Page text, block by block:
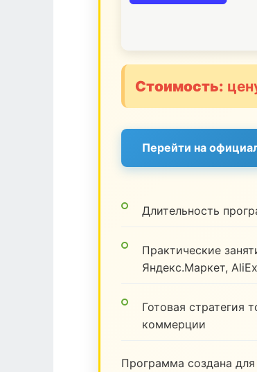
Стоимость:
Перейти на
Длительность
Практические
Яндекс.Маркет,
Готовая стратегия
коммерции
Программа создана